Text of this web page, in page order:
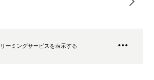
ーミングサービスを表示する